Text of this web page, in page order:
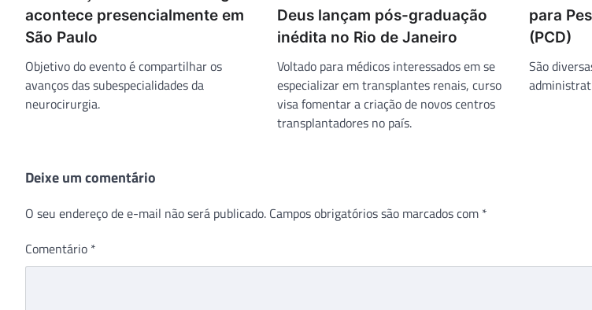
acontece presencialmente em
São Paulo
Objetivo do evento é compartilhar os
avanços das subespecialidades da
neurocirurgia.
Deus lançam pós-graduação
inédita no Rio de Janeiro
Voltado para médicos interessados em se
especializar em transplantes renais, curso
visa fomentar a criação de novos centros
transplantadores no país.
para
(PCD)
São
Deixe um comentário
O seu endereço de e-mail não será publicado. Campos obrigatórios são marcados com *
Comentário *